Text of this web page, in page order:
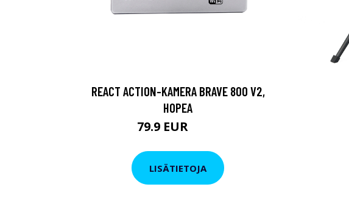
REACT ACTION-KAMERA BRAVE 800 V2,
HOPEA
79.9 EUR
LISÄTIETOJA